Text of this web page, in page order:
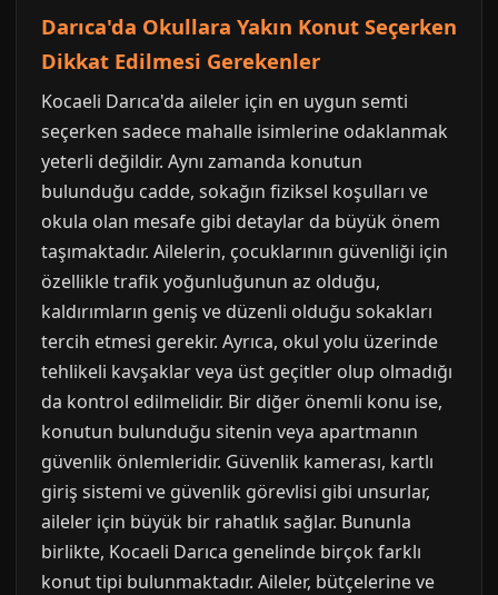
Darıca'da Okullara Yakın Konut Seçerken
Dikkat Edilmesi Gerekenler
Kocaeli Darıca'da aileler için en uygun semti
seçerken sadece mahalle isimlerine odaklanmak
yeterli değildir. Aynı zamanda konutun
bulunduğu cadde, sokağın fiziksel koşulları ve
okula olan mesafe gibi detaylar da büyük önem
taşımaktadır. Ailelerin, çocuklarının güvenliği için
özellikle trafik yoğunluğunun az olduğu,
kaldırımların geniş ve düzenli olduğu sokakları
tercih etmesi gerekir. Ayrıca, okul yolu üzerinde
tehlikeli kavşaklar veya üst geçitler olup olmadığı
da kontrol edilmelidir. Bir diğer önemli konu ise,
konutun bulunduğu sitenin veya apartmanın
güvenlik önlemleridir. Güvenlik kamerası, kartlı
giriş sistemi ve güvenlik görevlisi gibi unsurlar,
aileler için büyük bir rahatlık sağlar. Bununla
birlikte, Kocaeli Darıca genelinde birçok farklı
konut tipi bulunmaktadır. Aileler, bütçelerine ve